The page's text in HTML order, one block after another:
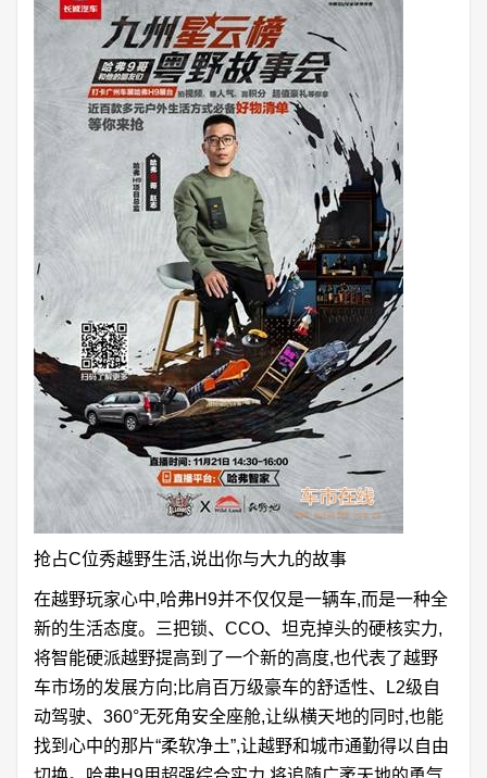
抢占C位秀越野生活,说出你与大九的故事
在越野玩家心中,哈弗H9并不仅仅是一辆车,而是一种全
新的生活态度。三把锁、CCO、坦克掉头的硬核实力,
将智能硬派越野提高到了一个新的高度,也代表了越野
车市场的发展方向;比肩百万级豪车的舒适性、L2级自
动驾驶、360°无死角安全座舱,让纵横天地的同时,也能
找到心中的那片“柔软净土”,让越野和城市通勤得以自由